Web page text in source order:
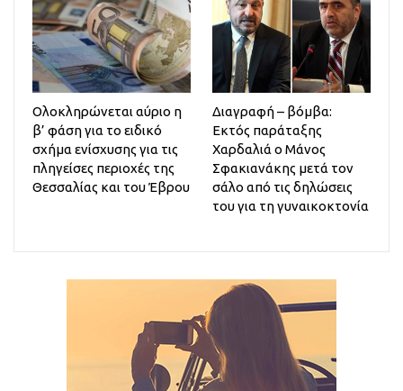
Ολοκληρώνεται αύριο η
β’ φάση για το ειδικό
σχήμα ενίσχυσης για τις
πληγείσες περιοχές της
Θεσσαλίας και του Έβρου
Διαγραφή – βόμβα:
Εκτός παράταξης
Χαρδαλιά ο Μάνος
Σφακιανάκης μετά τον
σάλο από τις δηλώσεις
του για τη γυναικοκτονία